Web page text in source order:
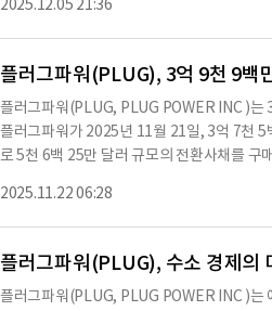
인해 플러그파워는 월마트에 대한 의무를
로커를 통해 대출 중인 주식을 회수할 수 있
기록일과 주주총회 날짜를 변경하기로 결정
주주만이 주주총회에 대한 통지를 받고 투
명을 증권거래위원회에 제출할 예정이다.주
주총회에서 논의될 사항에 대한 중요한 정
적절히 권한을 부여받아 이 보고서를 서명
직책: 최고재무책임자※ 본 컨텐츠는 AI API
2025.12.05 21:36
플러그파워(PLUG), 3억 9천 9백
플러그파워(PLUG, PLUG POWER INC )는
플러그파워가 2025년 11월 21일, 3억 7천 5
로 5천 6백 25만 달러 규모의 전환사채를 구
다.이번 자금은 플러그파워가 남아있는
가 보유한 첫 번째 담보를 제거하는 데 사용
며, 재무 유연성을 향상시킨다.플러그파워
백 40만 달러의 현금을 사용할 계획이다.이
러그파워의 CEO인 앤디 마시(Andy
2025.11.22 06:28
플러그파워(PLUG), 수소 경제의
플러그파워(PLUG, PLUG POWER INC )는